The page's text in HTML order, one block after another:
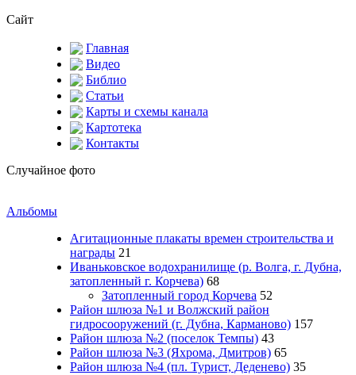
Сайт
Главная
Видео
Библио
Статьи
Карты и схемы канала
Картотека
Контакты
Случайное фото
Альбомы
Агитационные плакаты времен строительства и
награды 21
Иваньковское водохранилище (р. Волга, г. Дубна,
затопленный г. Корчева) 68
Затопленный город Корчева 52
Район шлюза №1 и Волжский район
гидросооружений (г. Дубна, Карманово) 157
Район шлюза №2 (поселок Темпы) 43
Район шлюза №3 (Яхрома, Дмитров) 65
Район шлюза №4 (пл. Турист, Деденево) 35